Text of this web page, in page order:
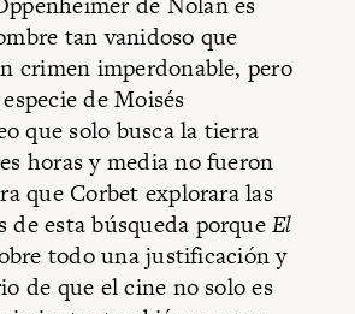
tan vanidoso que
crimen imperdonable, pero
de Moisés
que solo busca la tierra
horas y media no fueron
que Corbet explorara las
de esta búsqueda porqueEl
todo una justificación y
de que el cine no solo es